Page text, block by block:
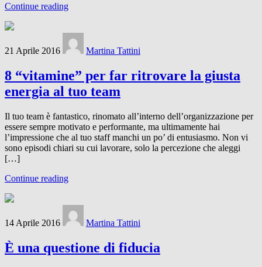
Continue reading
21 Aprile 2016 Martina Tattini
8 “vitamine” per far ritrovare la giusta
energia al tuo team
Il tuo team è fantastico, rinomato all’interno dell’organizzazione per
essere sempre motivato e performante, ma ultimamente hai
l’impressione che al tuo staff manchi un po’ di entusiasmo. Non vi
sono episodi chiari su cui lavorare, solo la percezione che aleggi
[…]
Continue reading
14 Aprile 2016 Martina Tattini
È una questione di fiducia